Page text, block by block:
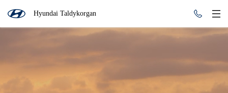
Hyundai Taldykorgan